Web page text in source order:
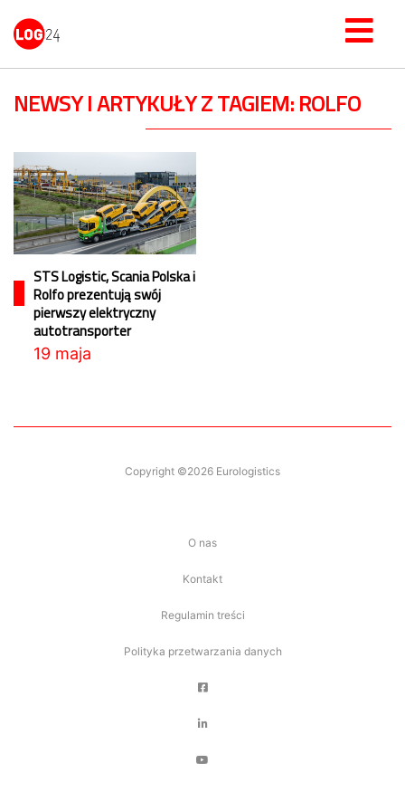
NEWSY I ARTYKUŁY Z TAGIEM: ROLFO
STS Logistic, Scania Polska i
Rolfo prezentują swój
pierwszy elektryczny
autotransporter
19 maja
Copyright ©2026 Eurologistics
O nas
Kontakt
Regulamin treści
Polityka przetwarzania danych